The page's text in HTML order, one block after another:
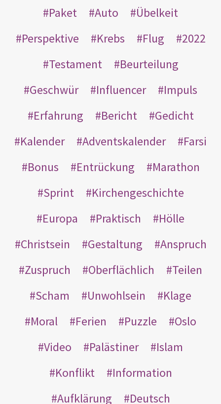
Paket
Auto
Übelkeit
Perspektive
Krebs Flug
2022
Testament
Beurteilung
Geschwür
Influencer
Impuls
Erfahrung
Bericht
Gedicht
Kalender
Adventskalender
Farsi
Bonus
Entrückung
Marathon
Sprint
Kirchengeschichte
Europa
Praktisch
Hölle
Christsein
Gestaltung
Anspruch
Zuspruch
Oberflächlich
Teilen
Scham
Unwohlsein
Klage
Moral
Ferien Puzzle
Oslo
Video
Palästiner
Islam
Konflikt
Information
Aufklärung
Deutsch